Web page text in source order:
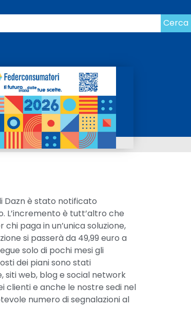
Cerca
Dazn è stato notificato
L’incremento è tutt’altro che
paga in un’unica soluzione,
si passerà da 49,99 euro a
solo di pochi mesi gli
dei piani sono stati
web, blog e social network
clienti e anche le nostre sedi nel
numero di segnalazioni al